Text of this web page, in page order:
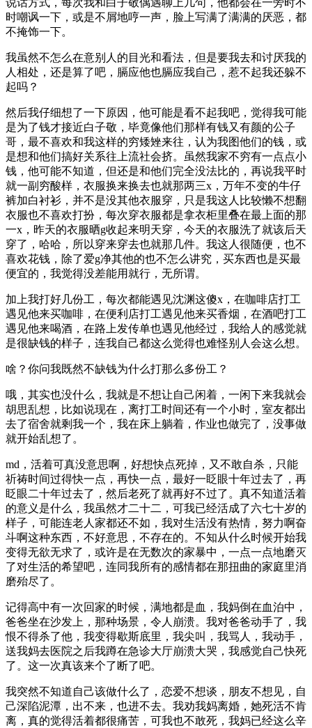
时嘲讽一下，或是不屑地哼一声，脸上写满了满满的厌恶，都
不掩饰一下。
我虽然不怎么在意别人的目光和看法，但是要我去和讨厌我的
人相处，还是算了吧，膈应他也膈应我自己，惹不起我还躲不
起吗？
然后我仔细想了一下原因，他可能是看不起我吧，觉得我可能
是为了钱才接近白子敬，毕竟像他们那样有钱又有颜的公子
哥，最不喜欢和我这样的穷矮矬来往，认为我图他们的钱，或
是想和他们搞好关系往上流社会挤。虽然我家不穷有一点点小
钱，他可能不知道，但还是和他们完全没法比的，再说我平时
就一副穷酸样，衣服换来换去也就那两三x，万年不变的牛仔
裤加白衬衫，并不是没其他衣服穿，只是我这人比较懒不想翻
衣服也不喜欢打扮，每次穿衣服都是拿衣柜里叠在最上面的那
一x，昨天的衣服晒g收起来明天穿，今天的衣服洗了就该后天
穿了，哈哈，所以穿来穿去也就那几件。我这人很随便，也不
喜欢花钱，除了爱g净其他的也不怎么讲究，买东西也是买最
便宜的，我觉得没差能用就行，无所谓。
加上我打好几份工，每次都能遇见沈渊这傻x，在咖啡店打工
遇见他来买咖啡，在便利店打工遇见他来买香烟，在酒吧打工
遇见他来喝酒，在路上发传单也遇见他经过，我给人的感觉就
是很缺钱的样子，连我自己都这么觉得也难怪别人会这么想。
啥？你问我既然不缺钱为什么打那么多份工？
哦，其实也没什么，我就是不想让自己闲着，一闲下来我就会
胡思乱想，比如说现在，离打工时间还有一个小时，室友都出
去了宿舍就剩我一个，我在床上躺着，作业也做完了，没事做
就开始乱想了。
md，活着可真没意思啊，好想快点死掉，又不敢自杀，只能
祈祷时间过得快一点，再快一点，最好一眨眼十年过去了，再
眨眼二十年过去了，然后老死了就再好不过了。真不知道活着
的意义是什么，我虽然才二十二，可我已经活成了六七十岁的
样子，可能连老人家都还不如，我对生活没有热情，努力啊奋
斗啊这种东西，不好意思，不存在的。不知从什么时候开始我
变得无欲无求了，或许是在无数次的家暴中，一点一点地磨灭
了对生活的希望吧，连同我所有的感情都在那扭曲的家庭里消
磨殆尽了。
记得高中有一次回家的时候，满地都是血，我妈倒在血泊中，
爸爸坐在沙发上，那种场景，令人崩溃。我对爸爸动手了，我
恨不得杀了他，我变得歇斯底里，我尖叫，我骂人，我动手，
送我妈去医院之后我蹲在急诊大厅崩溃大哭，我感觉自己快死
了。这一次真该来个了断了吧。
我突然不知道自己该做什么了，恋爱不想谈，朋友不想见，自
己深陷泥潭，出不来，也进不去。我劝我妈离婚，她死活不肯
离，真的觉得活着都很痛苦，可我也不敢死，我妈已经这么辛